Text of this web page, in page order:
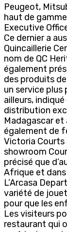
Peugeot,
haut de
Executive
Ce dernier a
Quincaillerie
nom de QC
également
des produits
un service plus
ailleurs,
distribution
Madagascar et
également de
Victoria Courts
showroom
précisé que
Afrique et dans
L’Arcasa
variété de
pour que les
Les visiteurs
restaurant qui